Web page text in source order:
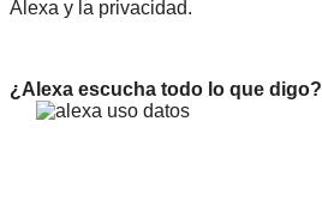
Alexa y la privacidad.
¿Alexa escucha todo lo que digo?